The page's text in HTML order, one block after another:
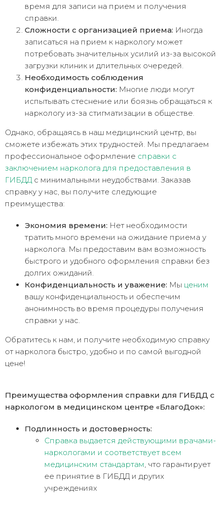
время для записи на прием и получения
справки.
Сложности с организацией приема: Иногда
записаться на прием к наркологу может
потребовать значительных усилий из-за высокой
загрузки клиник и длительных очередей.
Необходимость соблюдения
конфиденциальности: Многие люди могут
испытывать стеснение или боязнь обращаться к
наркологу из-за стигматизации в обществе.
Однако, обращаясь в наш медицинский центр, вы
сможете избежать этих трудностей. Мы предлагаем
профессиональное оформление справки с
заключением нарколога для предоставления в
ГИБДД с минимальными неудобствами. Заказав
справку у нас, вы получите следующие
преимущества:
Экономия времени: Нет необходимости
тратить много времени на ожидание приема у
нарколога. Мы предоставим вам возможность
быстрого и удобного оформления справки без
долгих ожиданий.
Конфиденциальность и уважение: Мы ценим
вашу конфиденциальность и обеспечим
анонимность во время процедуры получения
справки у нас.
Обратитесь к нам, и получите необходимую справку
от нарколога быстро, удобно и по самой выгодной
цене!
Преимущества оформления справки для ГИБДД с
наркологом в медицинском центре «БлагоДок»:
Подлинность и достоверность:
Справка выдается действующими врачами-
наркологами и соответствует всем
медицинским стандартам, что гарантирует
ее принятие в ГИБДД и других
учреждениях